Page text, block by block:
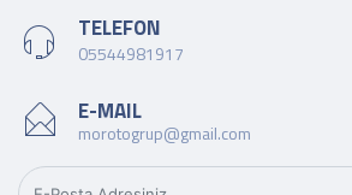
TELEFON
05544981917
E-MAIL
morotogrup@gmail.com